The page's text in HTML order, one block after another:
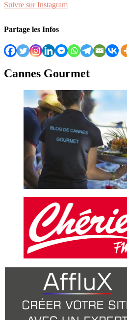
Suivre sur Instagram
Partage les Infos
Cannes Gourmet